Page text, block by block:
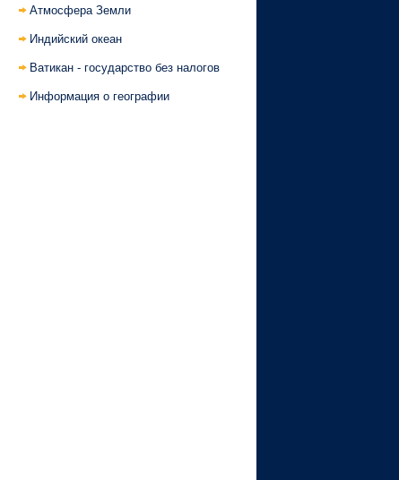
Атмосфера Земли
Индийский океан
Ватикан - государство без налогов
Информация о географии